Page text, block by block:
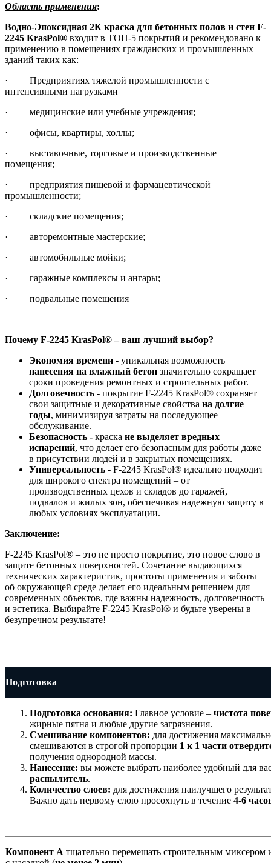
Область применения:
Водно-Эпоксидная 2К краска для бетонных полов и стен F-
2245 KrasPol® входит в ТОП-5 покрытий и рекомендовано к
применению в помещениях гражданских и промышленных
зданий таких как:
· Предприятиях тяжелой промышленности с
интенсивными нагрузками
· медицинские или учебные учреждения;
· офисы, квартиры, холлы;
· выставочные, торговые и производственные
помещения;
· предприятия пищевой и фармацевтической
промышленности;
· складские помещения;
· авторемонтные мастерские;
· автомобильные мойки;
· гаражные комплексы и ангары;
· подвальные помещения
Почему F-2245 KrasPol® – ваш лучший выбор?
Экономия времени - уникальная возможность
нанесения на влажный бетон значительно сокращает
сроки проведения ремонтных и строительных работ.
Долговечность - покрытие F-2245 KrasPol® сохраняет
свои защитные и декоративные свойства на долгие
годы, минимизируя затраты на последующее
обслуживание.
Безопасность - краска не выделяет вредных
испарений, что делает его безопасным для работы даже
в присутствии людей и в закрытых помещениях.
Универсальность - F-2245 KrasPol® идеально подходит
для широкого спектра помещений – от
производственных цехов и складов до гаражей,
подвалов и жилых зон, обеспечивая надежную защиту в
любых условиях эксплуатации.
Заключение:
F-2245 KrasPol® – это не просто покрытие, это новое слово в
защите бетонных поверхностей. Сочетание выдающихся
технических характеристик, простоты применения и заботы
об окружающей среде делает его идеальным решением для
современных объектов, где важны надежность, долговечность
и эстетика. Выбирайте F-2245 KrasPol® и будьте уверены в
безупречном результате!
Подготовка
Подготовка основания: Главное условие – чистота
жирные пятна и любые другие загрязнения.
Смешивание компонентов: для достижения
смешиваются в строгой пропорции 1 к 1 части
получения однородной массы.
Нанесение: вы можете выбрать наиболее удобный для
распылитель.
Количество слоев: для достижения наилучшего
Важно дать первому слою просохнуть в течение 4-6
Компонент А тщательно перемешать строительным миксером